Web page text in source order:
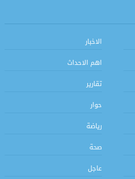
الاخبار
اهم الاحداث
تقارير
حوار
رياضة
صحة
عاجل